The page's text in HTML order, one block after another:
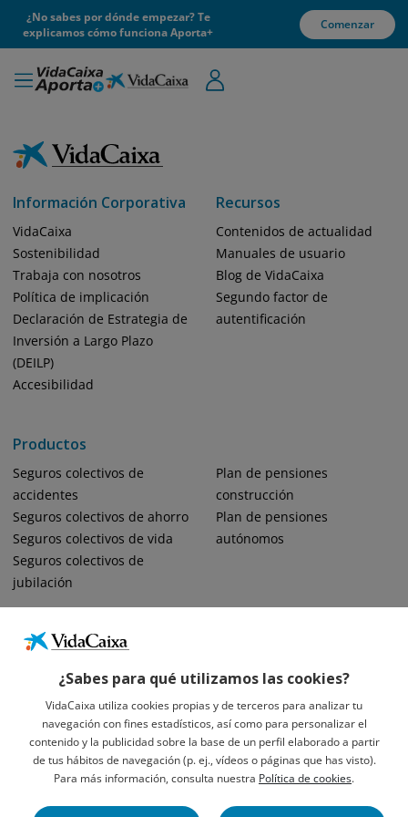
¿Sabes para qué utilizamos las cookies?
VidaCaixa utiliza cookies propias y de terceros para analizar tu
navegación con fines estadísticos, así como para personalizar el
contenido y la publicidad sobre la base de un perfil elaborado a partir
de tus hábitos de navegación (p. ej., vídeos o páginas que has visto).
Para más información, consulta nuestra Política de cookies.
¿No sabes por dónde empezar? Te
explicamos cómo funciona Aporta+
Comenzar
Información Corporativa
VidaCaixa
Sostenibilidad
Trabaja con nosotros
Política de implicación
Declaración de Estrategia de
Inversión a Largo Plazo
(DEILP)
Accesibilidad
Productos
Seguros colectivos de
accidentes
Seguros colectivos de ahorro
Seguros colectivos de vida
Seguros colectivos de
jubilación
Plan de pensiones
construcción
Plan de pensiones
autónomos
Recursos
Contenidos de actualidad
Manuales de usuario
Blog de VidaCaixa
Segundo factor de
autentificación
Informació Legal Sobre VidaCaixa, S.A.
Avís Legal
Privacidad